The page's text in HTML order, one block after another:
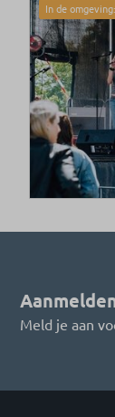
In de
Meld je aan